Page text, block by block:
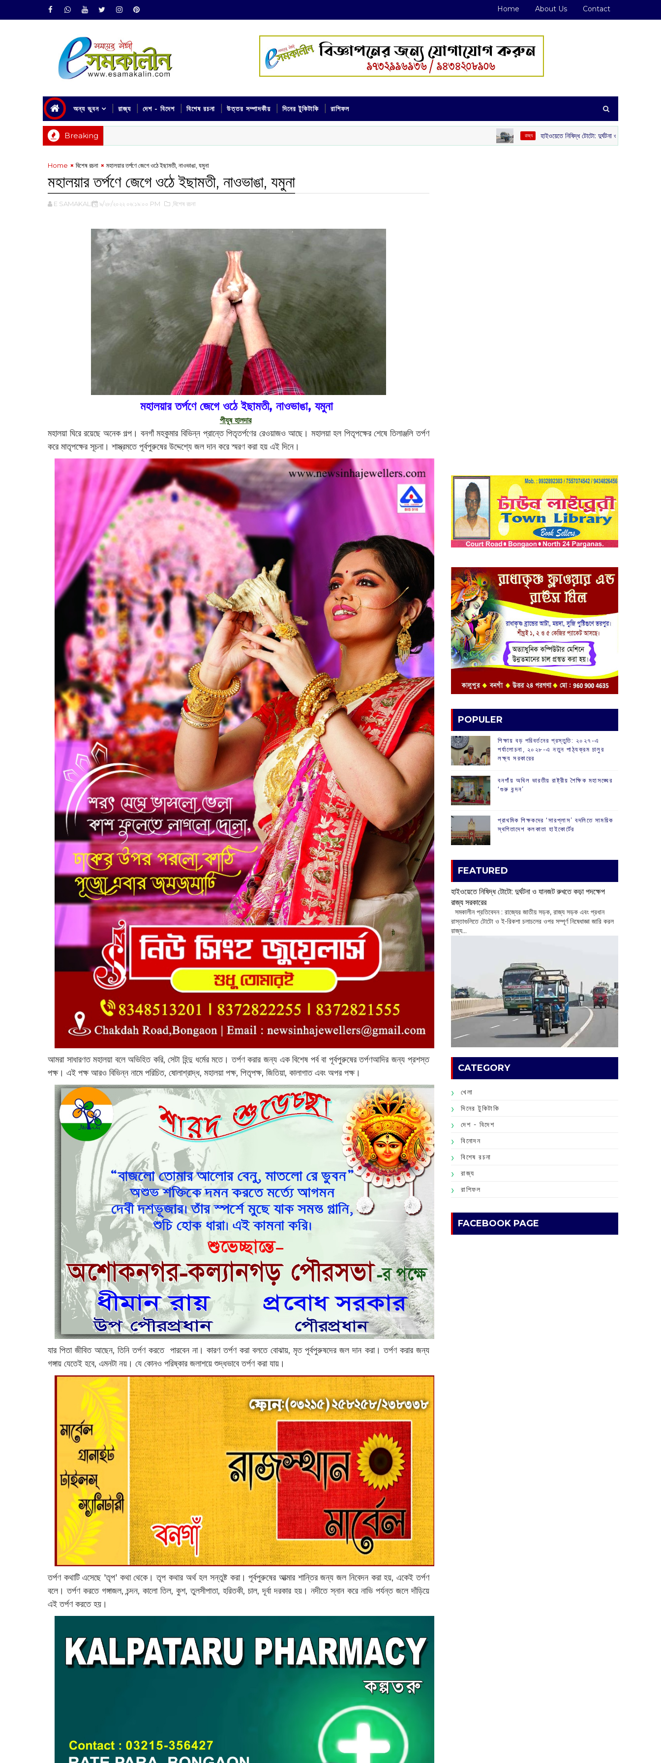
Home About Us Contact
অন্য ভুবন রাজ্য দেশ - বিদেশ বিশেষ রচনা উত্তর সম্পাদকীয় দিনের টুকিটাকি রাশিফল
Breaking হাইওয়েতে নিষিদ্ধ টোটো: দুর্ঘটনা ও যানজট রুখতে কড়া পদক্ষেপ রাজ্য
Home বিশেষ রচনা মহালয়ার তর্পণে জেগে ওঠে ইছামতী, নাওভাঙা, যমুনা
মহালয়ার তর্পণে জেগে ওঠে ইছামতী, নাওভাঙা, যমুনা
E SAMAKALIN ৯/২৮/২০২২ ০৬:১৯:০০ PM ,বিশেষ রচনা
মহালয়ার তর্পণে জেগে ওঠে ইছামতী, নাওভাঙা, যমুনা
পীযূষ হালদার
মহালয়া ঘিরে রয়েছে অনেক গল্প। বনগাঁ মহকুমার বিভিন্ন প্রান্তে পিতৃতর্পণের রেওয়াজও আছে। মহালয়া হল পিতৃপক্ষের শেষে তিলাঞ্জলি তর্পণ
করে মাতৃপক্ষের সূচনা। শাস্ত্রমতে পূর্বপুরুষের উদ্দেশ্যে জল দান করে স্মরণ করা হয় এই দিনে।
আমরা সাধারণত মহালয়া বলে অভিহিত করি, সেটা হিন্দু ধর্মের মতে। তর্পণ করার জন্য এক বিশেষ পর্ব বা পূর্বপুরুষের তর্পণআদির জন্য প্রশস্ত
পক্ষ। এই পক্ষ আরও বিভিন্ন নামে পরিচিত, ষোলাশ্রাদ্ধ, মহালয়া পক্ষ, পিতৃপক্ষ, জিতিয়া, কালাগাত এবং অপর পক্ষ।
যার পিতা জীবিত আছেন, তিনি তর্পণ করতে পারবেন না। কারণ তর্পণ করা বলতে বোঝায়, মৃত পূর্বপুরুষদের জল দান করা। তর্পণ করার জন্য
গঙ্গায় যেতেই হবে, এমনটা নয়। যে কোনও পরিষ্কার জলাশয়ে শুদ্ধভাবে তর্পণ করা যায়।
তর্পণ কথাটি এসেছে 'তৃপ' কথা থেকে। তৃপ কথার অর্থ হল সন্তুষ্ট করা। পূর্বপুরুষের আত্মার শান্তির জন্য জল নিবেদন করা হয়, একেই তর্পণ
বলে। তর্পণ করতে গঙ্গাজল, চন্দন, কালো তিল, কুশ, তুলসীপাতা, হরিতকী, চাল, দূর্বা দরকার হয়। নদীতে স্নান করে নাভি পর্যন্ত জলে দাঁড়িয়ে
এই তর্পণ করতে হয়।
POPULER
শিক্ষায় বড় পরিবর্তনের প্রস্তুতি: ২০২৭-এ
পর্যালোচনা, ২০২৮-এ নতুন পাঠ্যক্রম চালুর
লক্ষ্য সরকারের
বনগাঁয় অখিল ভারতীয় রাষ্ট্রীয় শৈক্ষিক মহাসঙ্ঘের
‘গুরু বন্দন’
প্রাথমিক শিক্ষকদের ‘সারপ্লাস’ বদলিতে সাময়িক
স্থগিতাদেশ কলকাতা হাইকোর্টের
FEATURED
হাইওয়েতে নিষিদ্ধ টোটো: দুর্ঘটনা ও যানজট রুখতে কড়া পদক্ষেপ
রাজ্য সরকারের
সমকালীন প্রতিবেদন : রাজ্যের জাতীয় সড়ক, রাজ্য সড়ক এবং প্রধান
রাস্তাগুলিতে টোটো ও ই-রিকশা চলাচলের ওপর সম্পূর্ণ নিষেধাজ্ঞা জারি করল
রাজ্য...
CATEGORY
খেলা
দিনের টুকিটাকি
দেশ - বিদেশ
বিনোদন
বিশেষ রচনা
রাজ্য
রাশিফল
FACEBOOK PAGE